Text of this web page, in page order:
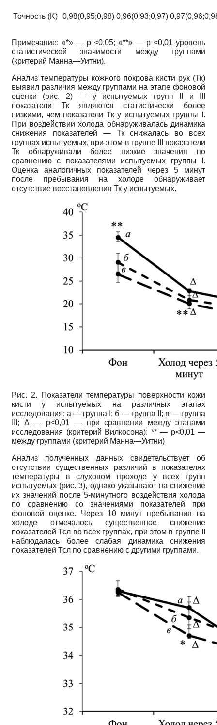
Точность (K) 0,98(0,95;0,98) 0,96(0,93;0,97)
Примечание: «*» — р <0,05; «**» — p <0,01 уровень
статистической значимости между группами
(критерий Манна—Уитни).
Анализ температуры кожного покрова кисти рук (Тк)
выявил различия между группами на этапе фоновой
оценки (рис. 2) — у испытуемых групп II и III
показатели Тк являются статистически более
низкими, чем показатели Тк у испытуемых группы I.
При воздействии холода обнаруживалась динамика
снижения показателей — Тк снижалась во всех
группах испытуемых, при этом в группе III показатели
Тк обнаруживали более низкие значения по
сравнению с показателями испытуемых группы I.
Оценка аналогичных показателей через 5 минут
после пребывания на холоде обнаруживает
отсутствие восстановления Тк у испытуемых.
Рис. 2. Показатели температуры поверхности кожи
кисти у испытуемых на различных этапах
исследования: а — группа I; б — группа II; в — группа
III; Δ — p<0,01 — при сравнении между этапами
исследования (критерий Вилкосона); ** — p<0,01 —
между группами (критерий Манна—Уитни)
Анализ полученных данных свидетельствует об
отсутствии существенных различий в показателях
температуры в слуховом проходе у всех групп
испытуемых (рис. 3), однако указывают на снижение
их значений после 5-минутного воздействия холода
по сравнению со значениями показателей при
фоновой оценке. Через 10 минут пребывания на
холоде отмечалось существенное снижение
показателей Тсл во всех группах, при этом в группе II
наблюдалась более слабая динамика снижения
показателей Тсл по сравнению с другими группами.